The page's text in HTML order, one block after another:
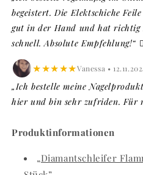
begeistert. Die Elektschiche
gut in der Hand und hat richtig
schnell. Absolute Empfehlung!“
★★★★★Vanessa •
„Ich bestelle meine
hier und bin sehr zufriden. Für
Produktinformationen
„Diamantschleifer